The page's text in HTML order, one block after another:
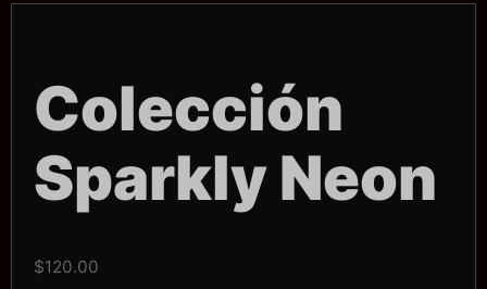
Colección
Sparkly Neon
$120.00